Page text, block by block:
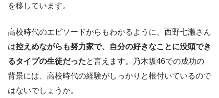
を移しています。
高校時代のエピソードからもわかるように、西野七瀬さん
は控えめながらも努力家で、自分の好きなことに没頭でき
るタイプの生徒だったと言えます。乃木坂46での成功の
背景には、高校時代の経験がしっかりと根付いているので
はないでしょうか。